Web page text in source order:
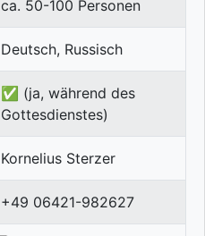
ca. 50-100 Personen
Deutsch, Russisch
✅ (ja, während des
Gottesdienstes)
Kornelius Sterzer
+49 06421-982627